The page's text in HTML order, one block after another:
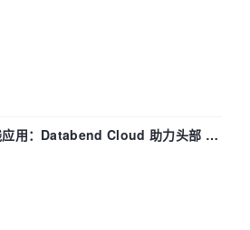
应用：Databend Cloud 助力头部 AI
据管道